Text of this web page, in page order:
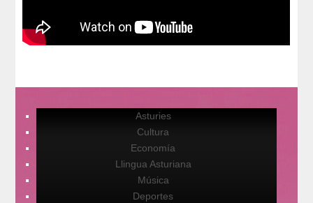
Asturies
Cultura
Economía
Llingua Asturiana
Música
Deportes